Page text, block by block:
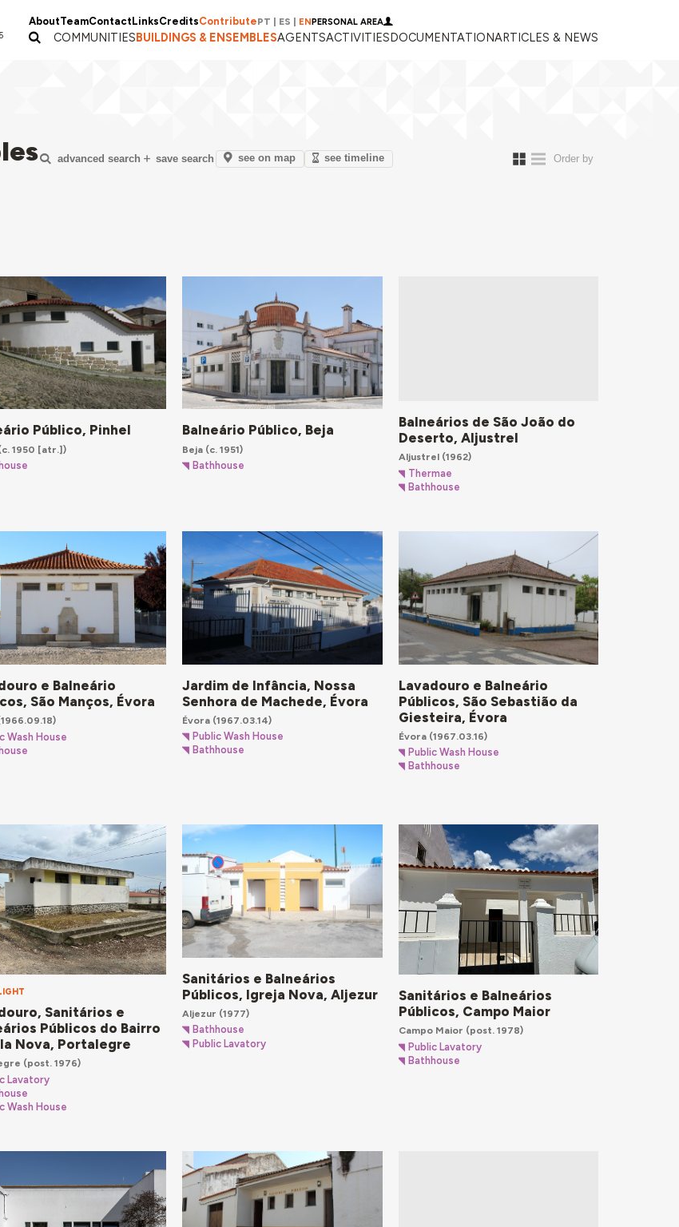
AboutTeamContactLinksCreditsContributePT ES ENPERSONAL AREA
COMMUNITIESBUILDINGS & ENSEMBLESAGENTSACTIVITIESDOCUMENTATIONARTICLES & NEWS
advanced search save search see on map see timeline
Público, Pinhel
1950 [atr.])
Balneário Público, Beja
Beja (c. 1951)
Bathhouse
Balneários de São João do
Deserto, Aljustrel
Aljustrel(1962)
Thermae
Bathhouse
e Balneário
São Manços, Évora
Wash House
Jardim de Infância, Nossa
Senhora de Machede, Évora
Évora (1967.03.14)
Public Wash House
Bathhouse
Lavadouro e Balneário
Públicos, São Sebastião da
Giesteira, Évora
Évora(1967.03.16)
Public Wash House
Bathhouse
Sanitários e
Públicos do Bairro
Nova, Portalegre
(post. 1976)
Lavatory
Wash House
Sanitários e Balneários
Públicos, Igreja Nova, Aljezur
Aljezur (1977)
Bathhouse
Public Lavatory
Sanitários e Balneários
Públicos, Campo Maior
Campo Maior (post. 1978)
Public Lavatory
Bathhouse